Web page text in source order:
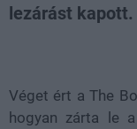
lezárást kapott.
Véget ért a The
hogyan zárta le